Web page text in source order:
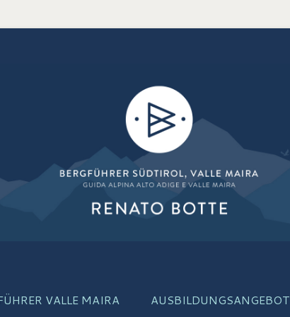
VALLE MAIRA AUSBILDUNGSANGEBOT